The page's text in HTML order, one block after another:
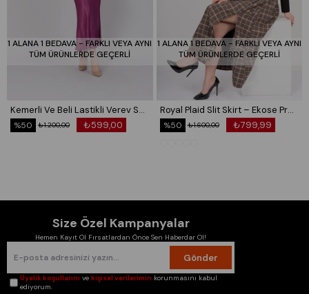
1 ALANA 1 BEDAVA - FARKLI VEYA AYNI
TÜM ÜRÜNLERDE GEÇERLİ
Kemerli Ve Beli Lastikli Verev Saten Etek 6791
₺599,00
₺1.200,00
%50
1 ALANA 1 BEDAVA - FARKLI VEYA AYNI
TÜM ÜRÜNLERDE GEÇERLİ
Royal Plaid Slit Skirt – Ekose Premium Maxi Etek 6831
₺799,99
₺1.600,00
%50
Size Özel Kampanyalar
Hemen Kayıt Ol Fırsatlardan Önce Sen Haberdar Ol!
Gönder
Üyelik koşullarını vekişisel verilerimin korunmasını kabul
ediyorum.